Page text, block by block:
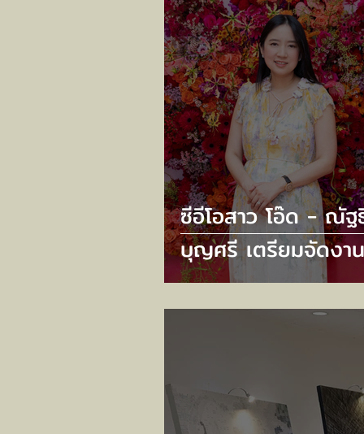
ซีอีโอสาว โอ๊ด - ณัฐ
บุญศรี เตรียมจัดงา
ยิ่งใหญ่ กับ
78TH
“FALL IN LOVE
EVERY VISIT”